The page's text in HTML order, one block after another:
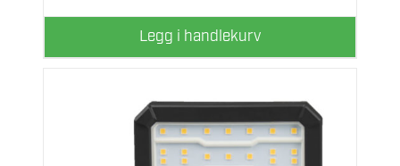
Legg i handlekurv